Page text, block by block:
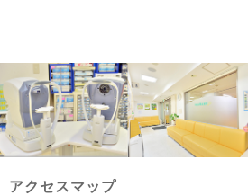
アクセスマップ